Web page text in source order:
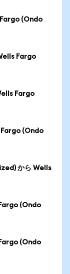
(Ondo
Fargo
Fargo
(Ondo
から Wells
(Ondo
(Ondo